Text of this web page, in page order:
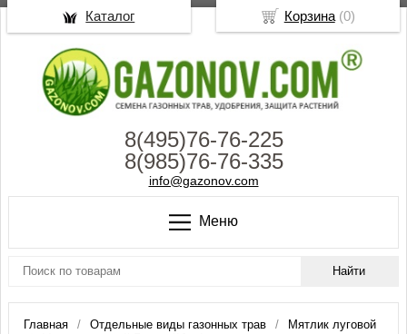
8(495)76-76-225
8(985)76-76-335
info@gazonov.com
Меню
Главная Отдельные виды газонных трав
Мятлик луговой
Корзина(0)
Каталог